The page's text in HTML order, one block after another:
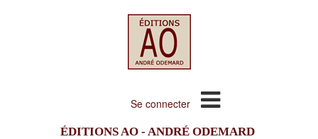
Se connecter
ÉDITIONS AO - ANDRÉ ODEMARD